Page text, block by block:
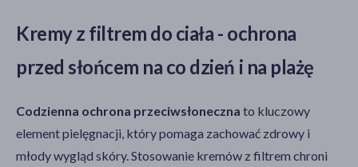
tłusta(4)
pokaż więcej
ochrona przed słońcem
nawilżające(10)
Kremy z filtrem do ciała - ochrona
przed słońcem na co dzień i na plażę
Codzienna ochrona przeciwsłoneczna to kluczowy
element pielęgnacji, który pomaga zachować zdrowy i
młody wygląd skóry. Stosowanie kremów z filtrem chroni